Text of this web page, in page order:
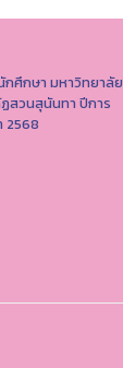
ศึกษา มหาวิทยาลัย
สวนสุนันทา ปีการ
2568